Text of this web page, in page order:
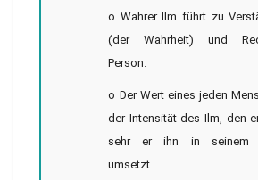
o Wahrer Ilm führt zu
(der Wahrheit) und
Person.
o Der Wert eines jeden
der Intensität des Ilm, den
sehr er ihn in seinem
umsetzt.